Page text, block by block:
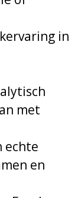
in
met
echte
en